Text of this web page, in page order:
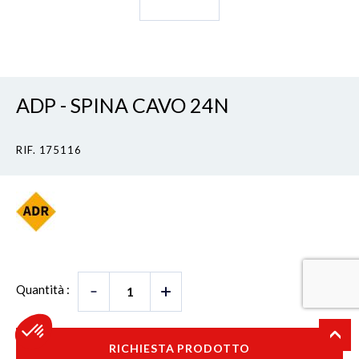
ADP - SPINA CAVO 24N
RIF. 175116
Quantità :
RICHIESTA PRODOTTO